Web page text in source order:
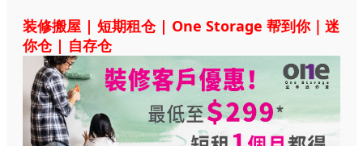
装修搬屋 | 短期租仓 | One Storage 帮到你｜迷
你仓 | 自存仓